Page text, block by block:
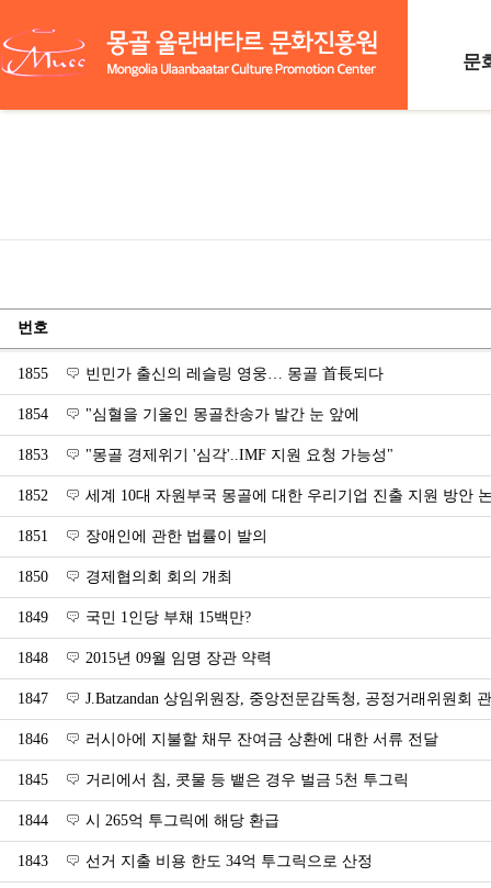
문
함
번호
1855 빈민가 출신의 레슬링 영웅… 몽골 首長되다
1854 "심혈을 기울인 몽골찬송가 발간 눈 앞에
1853 "몽골 경제위기 '심각'..IMF 지원 요청 가능성"
1852 세계 10대 자원부국 몽골에 대한 우리기업 진출 지원 방안
1851 장애인에 관한 법률이 발의
1850 경제협의회 회의 개최
1849 국민 1인당 부채 15백만?
1848 2015년 09월 임명 장관 약력
1847 J.Batzandan 상임위원장, 중앙전문감독청, 공정거래위원회
1846 러시아에 지불할 채무 잔여금 상환에 대한 서류 전달
1845 거리에서 침, 콧물 등 뱉은 경우 벌금 5천 투그릭
1844 시 265억 투그릭에 해당 환급
1843 선거 지출 비용 한도 34억 투그릭으로 산정